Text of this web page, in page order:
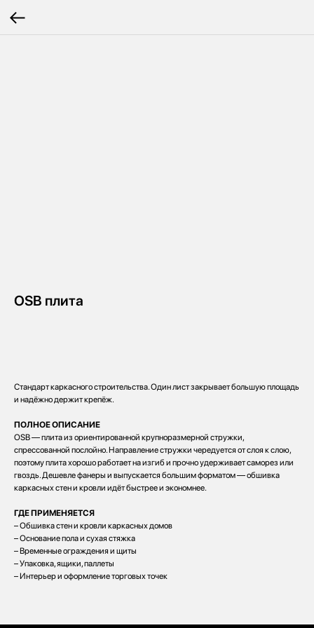
OSB плита
Стандарт каркасного строительства. Один лист закрывает большую площадь
и надёжно держит крепёж.
ПОЛНОЕ ОПИСАНИЕ
OSB — плита из ориентированной крупноразмерной стружки,
спрессованной послойно. Направление стружки чередуется от слоя к слою,
поэтому плита хорошо работает на изгиб и прочно удерживает саморез или
гвоздь. Дешевле фанеры и выпускается большим форматом — обшивка
каркасных стен и кровли идёт быстрее и экономнее.
ГДЕ ПРИМЕНЯЕТСЯ
– Обшивка стен и кровли каркасных домов
– Основание пола и сухая стяжка
– Временные ограждения и щиты
– Упаковка, ящики, паллеты
– Интерьер и оформление торговых точек